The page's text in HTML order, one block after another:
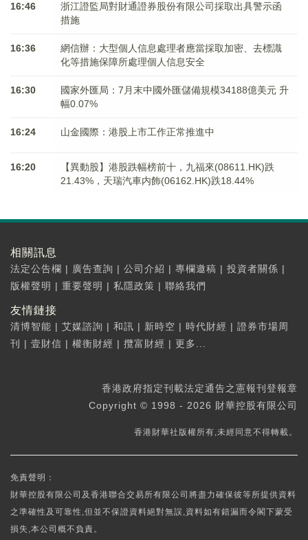
16:46
浙江證監局對財通證券股份有限公司採取出具警示函
措施
16:36
網信辦：大型個人信息處理者應當採取加密、去標識
化等措施保障所處理個人信息安全
16:30
國家外匯局：7月末中國外匯儲備規模34188億美元 升
幅0.07%
16:24 山金國際：港股上市工作正常推進中
16:20
【異動股】港股跌幅榜前十，九福來(08611.HK)跌
21.43%，天瑞汽車内飾(06162.HK)跌18.44%
相關訊息
法定公告欄 | 廣告查詢 | 公司介紹 | 專欄邀稿 | 投資者關係 |
版權聲明 | 重要聲明 | 私隱政策 | 聯絡我們
友情鏈接
清博智能 | 艾媒諮詢 | 和訊 | 新時空 | 時代財經 | 證券市場周
刊
| 壹財信 | 權衡財經 | 攬富財經 | 更多...
香港政府指定刊載法定通告之憲報刊登報章
Copyright © 1998 - 2026 財華控股有限公司
香港財華社版權所有,未經同意不得轉載。
免責聲明：
財華控股有限公司及香港聯合交易所有限公司將盡力確保彼等所提供資料
之準確性及可靠性,但並不保證資料絕對無誤,資料如有錯漏而令閣下蒙受
損失,本公司概不負責。